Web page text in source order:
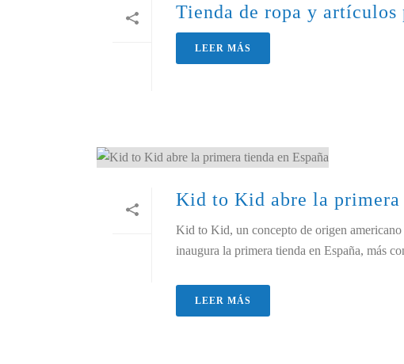
Tienda de ropa y artículos
LEER MÁS
Kid to Kid abre la primera
Kid to Kid, un concepto de origen
inaugura la primera tienda en España, más
LEER MÁS